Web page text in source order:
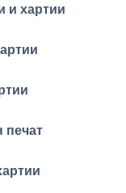
и хартии
печат